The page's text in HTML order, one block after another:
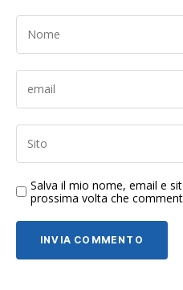
Salva il mio nome, email e
prossima volta che